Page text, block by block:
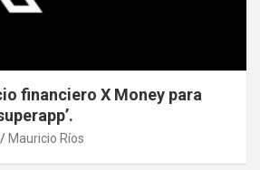
financiero X Money para
Mauricio Ríos